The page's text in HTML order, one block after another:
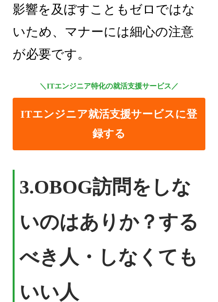
影響を及ぼすこともゼロではな
いため、マナーには細心の注意
が必要です。
＼ITエンジニア特化の就活支援サービス／
ITエンジニア就活支援サービスに登
録する
3.OBOG訪問をしな
いのはありか？する
べき人・しなくても
いい人